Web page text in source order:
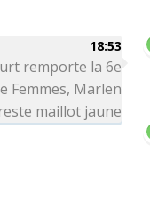
18:53
remporte la 6e
Femmes, Marlen
maillot jaune